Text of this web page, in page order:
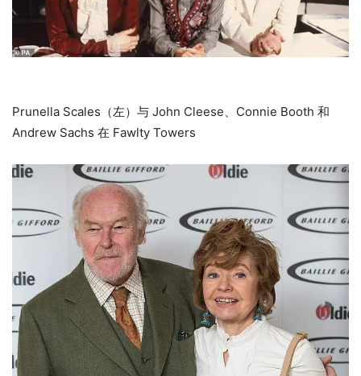
Prunella Scales（左）与 John Cleese、Connie Booth 和
Andrew Sachs 在 Fawlty Towers